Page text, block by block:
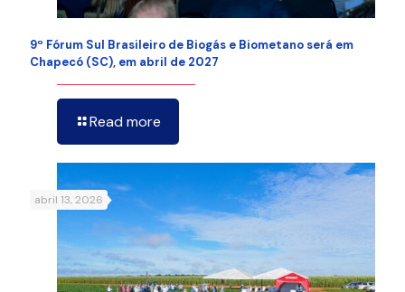
9º Fórum Sul Brasileiro de Biogás e Biometano será em
Chapecó (SC), em abril de 2027
Read more
abril 13, 2026